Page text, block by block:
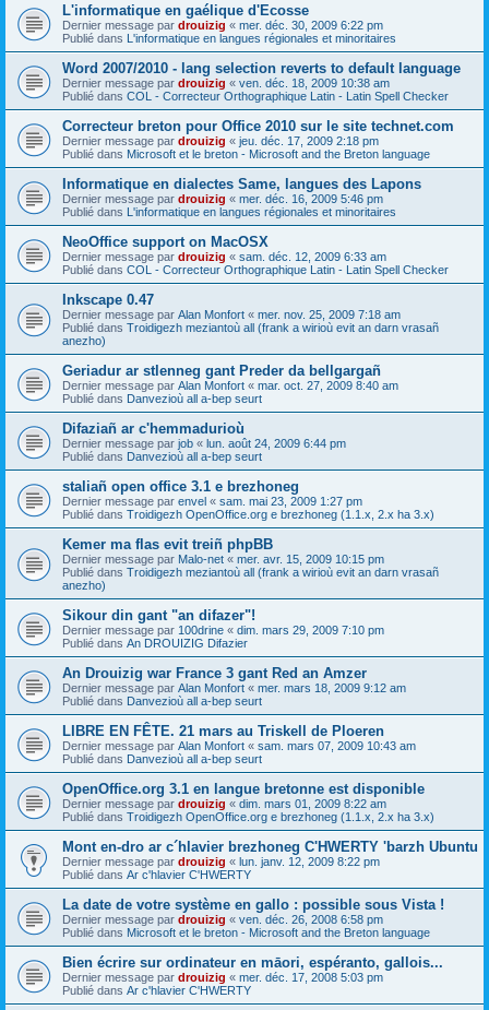
L'informatique en gaélique d'Ecosse
Dernier message par drouizig « mer. déc. 30, 2009 6:22 pm
Publié dans L'informatique en langues régionales et minoritaires
Word 2007/2010 - lang selection reverts to default language
Dernier message par drouizig « ven. déc. 18, 2009 10:38 am
Publié dans COL - Correcteur Orthographique Latin - Latin Spell Checker
Correcteur breton pour Office 2010 sur le site technet.com
Dernier message par drouizig « jeu. déc. 17, 2009 2:18 pm
Publié dans Microsoft et le breton - Microsoft and the Breton language
Informatique en dialectes Same, langues des Lapons
Dernier message par drouizig « mer. déc. 16, 2009 5:46 pm
Publié dans L'informatique en langues régionales et minoritaires
NeoOffice support on MacOSX
Dernier message par drouizig « sam. déc. 12, 2009 6:33 am
Publié dans COL - Correcteur Orthographique Latin - Latin Spell Checker
Inkscape 0.47
Dernier message par Alan Monfort « mer. nov. 25, 2009 7:18 am
Publié dans Troidigezh meziantoù all (frank a wirioù evit an darn vrasañ
anezho)
Geriadur ar stlenneg gant Preder da bellgargañ
Dernier message par Alan Monfort « mar. oct. 27, 2009 8:40 am
Publié dans Danvezioù all a-bep seurt
Difaziañ ar c'hemmadurioù
Dernier message par job « lun. août 24, 2009 6:44 pm
Publié dans Danvezioù all a-bep seurt
staliañ open office 3.1 e brezhoneg
Dernier message par envel « sam. mai 23, 2009 1:27 pm
Publié dans Troidigezh OpenOffice.org e brezhoneg (1.1.x, 2.x ha 3.x)
Kemer ma flas evit treiñ phpBB
Dernier message par Malo-net « mer. avr. 15, 2009 10:15 pm
Publié dans Troidigezh meziantoù all (frank a wirioù evit an darn vrasañ
anezho)
Sikour din gant "an difazer"!
Dernier message par 100drine « dim. mars 29, 2009 7:10 pm
Publié dans An DROUIZIG Difazier
An Drouizig war France 3 gant Red an Amzer
Dernier message par Alan Monfort « mer. mars 18, 2009 9:12 am
Publié dans Danvezioù all a-bep seurt
LIBRE EN FÊTE. 21 mars au Triskell de Ploeren
Dernier message par Alan Monfort « sam. mars 07, 2009 10:43 am
Publié dans Danvezioù all a-bep seurt
OpenOffice.org 3.1 en langue bretonne est disponible
Dernier message par drouizig « dim. mars 01, 2009 8:22 am
Publié dans Troidigezh OpenOffice.org e brezhoneg (1.1.x, 2.x ha 3.x)
Mont en-dro ar c´hlavier brezhoneg C'HWERTY 'barzh Ubuntu
Dernier message par drouizig « lun. janv. 12, 2009 8:22 pm
Publié dans Ar c'hlavier C'HWERTY
La date de votre système en gallo : possible sous Vista !
Dernier message par drouizig « ven. déc. 26, 2008 6:58 pm
Publié dans Microsoft et le breton - Microsoft and the Breton language
Bien écrire sur ordinateur en māori, espéranto, gallois...
Dernier message par drouizig « mer. déc. 17, 2008 5:03 pm
Publié dans Ar c'hlavier C'HWERTY